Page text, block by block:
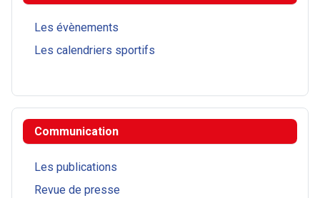
Les évènements
Les calendriers sportifs
Communication
Les publications
Revue de presse